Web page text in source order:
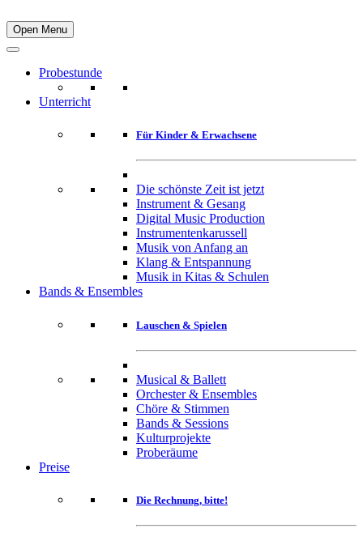
Open Menu
Probestunde
Unterricht
Für Kinder & Erwachsene
Die schönste Zeit ist jetzt
Instrument & Gesang
Digital Music Production
Instrumentenkarussell
Musik von Anfang an
Klang & Entspannung
Musik in Kitas & Schulen
Bands & Ensembles
Lauschen & Spielen
Musical & Ballett
Orchester & Ensembles
Chöre & Stimmen
Bands & Sessions
Kulturprojekte
Proberäume
Preise
Die Rechnung, bitte!